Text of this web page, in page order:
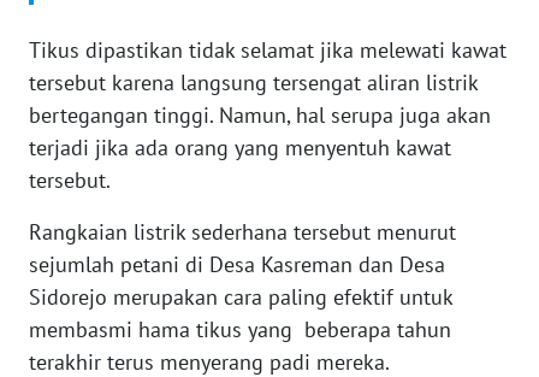
Tikus dipastikan tidak selamat jika melewati kawat
tersebut karena langsung tersengat aliran listrik
bertegangan tinggi. Namun, hal serupa juga akan
terjadi jika ada orang yang menyentuh kawat
tersebut.
Rangkaian listrik sederhana tersebut menurut
sejumlah petani di Desa Kasreman dan Desa
Sidorejo merupakan cara paling efektif untuk
membasmi hama tikus yang beberapa tahun
terakhir terus menyerang padi mereka.
PAPUA
BARAT
WN
WN
SERAMBI
WN